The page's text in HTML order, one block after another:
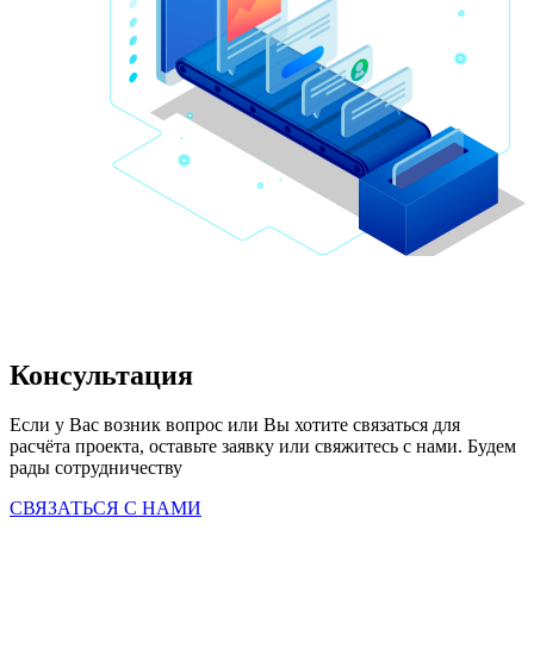
Консультация
Если у Вас возник вопрос или Вы хотите связаться для
расчёта проекта, оставьте заявку или свяжитесь с нами. Будем
рады сотрудничеству
СВЯЗАТЬСЯ С НАМИ